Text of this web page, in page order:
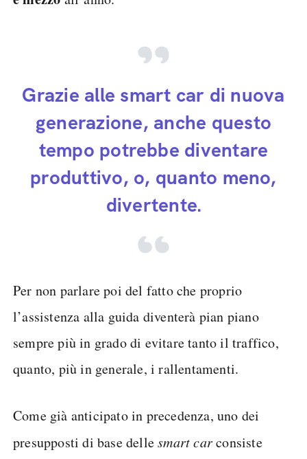
Grazie alle smart car di nuova
generazione, anche questo
tempo potrebbe diventare
produttivo, o, quanto meno,
divertente.
Per non parlare poi del fatto che proprio
l’assistenza alla guida diventerà pian piano
sempre più in grado di evitare tanto il traffico,
quanto, più in generale, i rallentamenti.
Come già anticipato in precedenza, uno dei
presupposti di base dellesmart carconsiste